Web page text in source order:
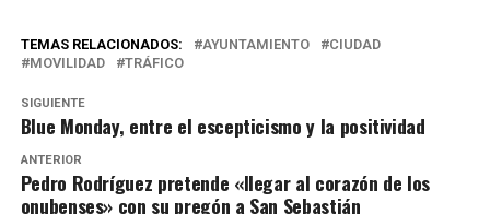
TEMAS RELACIONADOS: AYUNTAMIENTO
CIUDAD
MOVILIDAD
TRÁFICO
SIGUIENTE
Blue Monday, entre el escepticismo y la positividad
ANTERIOR
Pedro Rodríguez pretende «llegar al corazón de los
onubenses» con su pregón a San Sebastián